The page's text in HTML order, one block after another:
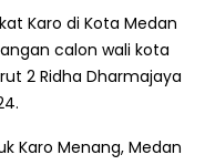
Karo di Kota Medan
calon wali kota
2 Ridha Dharmajaya
Karo Menang, Medan